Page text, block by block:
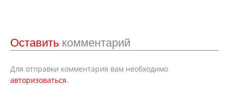
Оставить комментарий
Для отправки комментария вам необходимо
авторизоваться.